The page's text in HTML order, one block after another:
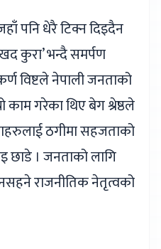
पनि धेरै टिक्न दिइदैन
कुरा’ भन्दै समर्पण
विष्टले नेपाली जनताको
काम गरेका थिए बेग श्रेष्ठले
ठगीमा सहजताको
छाडे । जनताको लागि
राजनीतिक नेतृत्वको